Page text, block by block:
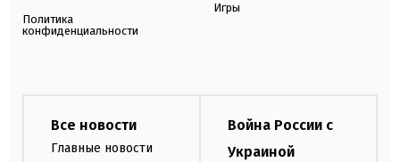
Политика
конфиденциальности
Игры
Все новости
Главные новости
Война России с
Украиной